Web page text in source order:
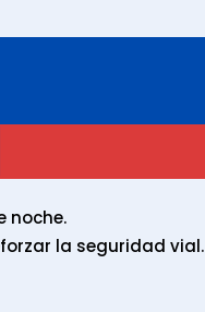
noche.
la seguridad vial.